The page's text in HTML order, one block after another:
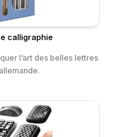
calligraphie
l’art des belles lettres